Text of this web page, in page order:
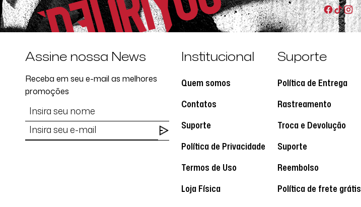
Assine nossa News
Receba em seu e-mail as melhores
promoções
Institucional
Quem somos
Contatos
Suporte
Política de Privacidade
Termos de Uso
Loja Física
Suporte
Política de Entrega
Rastreamento
Troca e Devolução
Suporte
Reembolso
Política de frete grátis